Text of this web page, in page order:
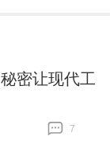
密让现代工
7